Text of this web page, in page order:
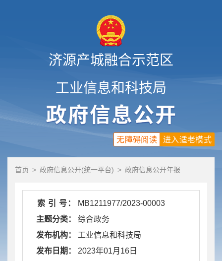
济源产城融合示范区
工业信息和科技局
进入适老模式
无障碍阅读
首页 > 政府信息公开(统一平台) > 政府信息公开年报
索 引 号：
MB1211977/2023-00003
主题分类：
综合政务
发布机构：
工业信息和科技局
发布日期：
2023年01月16日